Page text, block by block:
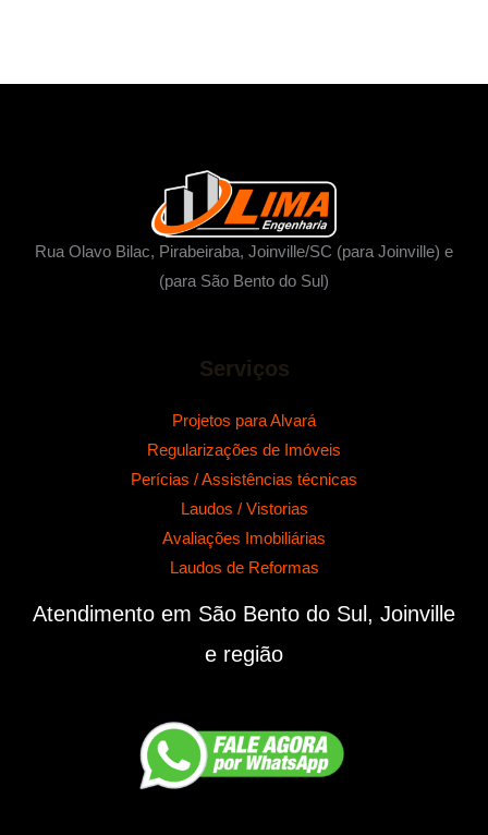
Rua Olavo Bilac, Pirabeiraba, Joinville/SC (para Joinville) e
(para São Bento do Sul)
Serviços
Projetos para Alvará
Regularizações de Imóveis
Perícias / Assistências técnicas
Laudos / Vistorias
Avaliações Imobiliárias
Laudos de Reformas
Atendimento em São Bento do Sul, Joinville
e região